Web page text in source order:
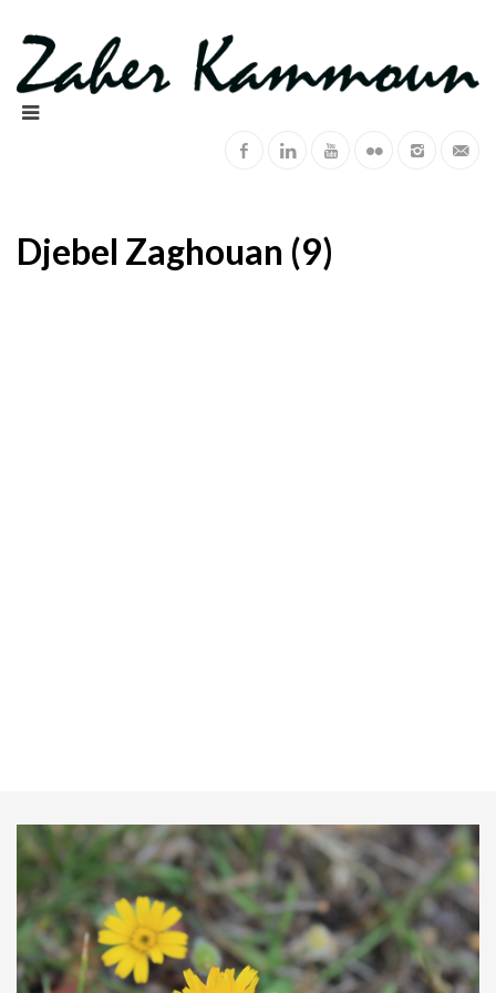
Djebel Zaghouan (9)